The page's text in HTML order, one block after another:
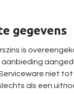
gegevens
is
aanbieding
niet tot
als een